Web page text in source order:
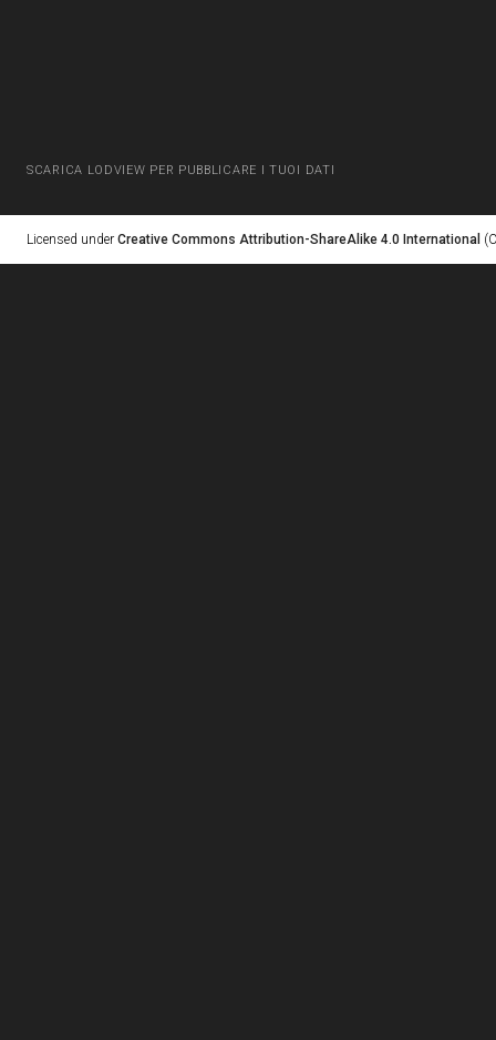
SCARICA LODVIEW PER PUBBLICARE I TUOI DATI
Licensed under Creative Commons Attribution-ShareAlike 4.0 International